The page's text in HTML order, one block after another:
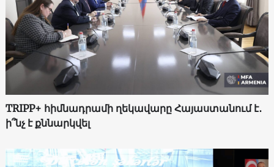
TRIPP+ հիմնադրամի ղեկավարը Հայաստանում է․
ի՞նչ է քննարկվել